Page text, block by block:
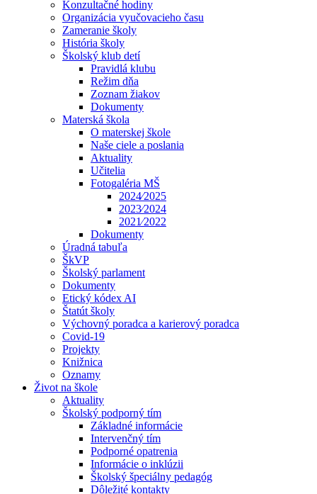
Konzultačné hodiny
Organizácia vyučovacieho času
Zameranie školy
História školy
Školský klub detí
Pravidlá klubu
Režim dňa
Zoznam žiakov
Dokumenty
Materská škola
O materskej škole
Naše ciele a poslania
Aktuality
Učitelia
Fotogaléria MŠ
2024⁄2025
2023⁄2024
2021⁄2022
Dokumenty
Úradná tabuľa
ŠkVP
Školský parlament
Dokumenty
Etický kódex AI
Štatút školy
Výchovný poradca a karierový poradca
Covid-19
Projekty
Knižnica
Oznamy
Život na škole
Aktuality
Školský podporný tím
Základné informácie
Intervenčný tím
Podporné opatrenia
Informácie o inklúzii
Školský špeciálny pedagóg
Dôležité kontakty